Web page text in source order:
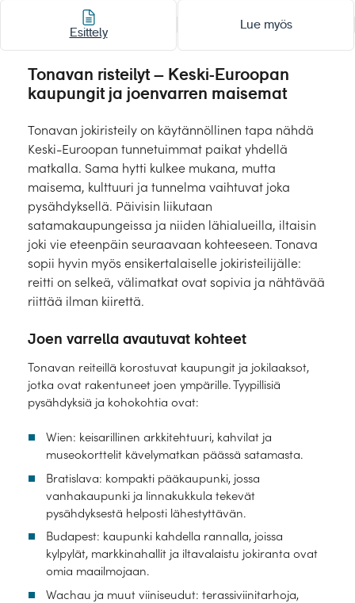
Hyvä tietää
MeistäTonavan risteilyt – Keski-Euroopan
kaupungit ja joenvarren maisemat
Tonavan jokiristeily on käytännöllinen tapa nähdä
Keski-Euroopan tunnetuimmat paikat yhdellä
matkalla. Sama hytti kulkee mukana, mutta
maisema, kulttuuri ja tunnelma vaihtuvat joka
pysähdyksellä. Päivisin liikutaan
satamakaupungeissa ja niiden lähialueilla, iltaisin
joki vie eteenpäin seuraavaan kohteeseen. Tonava
sopii hyvin myös ensikertalaiselle jokiristeilijälle:
reitti on selkeä, välimatkat ovat sopivia ja nähtävää
riittää ilman kiirettä.
Joen varrella avautuvat kohteet
Tonavan reiteillä korostuvat kaupungit ja jokilaaksot,
jotka ovat rakentuneet joen ympärille. Tyypillisiä
pysähdyksiä ja kohokohtia ovat:
Wien: keisarillinen arkkitehtuuri, kahvilat ja
museokorttelit kävelymatkan päässä satamasta.
Bratislava: kompakti pääkaupunki, jossa
vanhakaupunki ja linnakukkula tekevät
pysähdyksestä helposti lähestyttävän.
Budapest: kaupunki kahdella rannalla, joissa
kylpylät, markkinahallit ja iltavalaistu jokiranta ovat
omia maailmojaan.
Wachau ja muut viiniseudut: terassiviinitarhoja,
Esittely
Lue myös